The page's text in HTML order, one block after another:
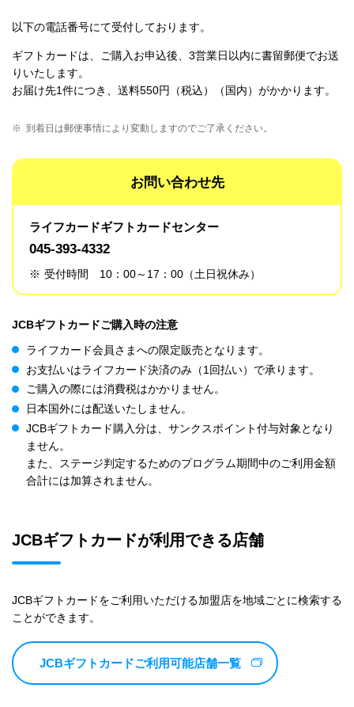
以下の電話番号にて受付しております。
ギフトカードは、ご購入お申込後、3営業日以内に書留郵便でお送
りいたします。
お届け先1件につき、送料550円（税込）（国内）がかかります。
※ 到着日は郵便事情により変動しますのでご了承ください。
お問い合わせ先
ライフカードギフトカードセンター
045-393-4332
※ 受付時間 10：00～17：00（土日祝休み）
JCBギフトカードご購入時の注意
ライフカード会員さまへの限定販売となります。
お支払いはライフカード決済のみ（1回払い）で承ります。
ご購入の際には消費税はかかりません。
日本国外には配送いたしません。
JCBギフトカード購入分は、サンクスポイント付与対象となり
ません。
また、ステージ判定するためのプログラム期間中のご利用金額
合計には加算されません。
JCBギフトカードが利用できる店舗
JCBギフトカードをご利用いただける加盟店を地域ごとに検索する
ことができます。
JCBギフトカードご利用可能店舗一覧